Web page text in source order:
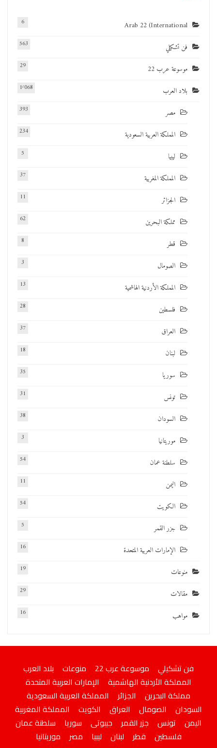
Arab 22 (International
6
فن تشكيلي 563
موسوعة عرب 22 29
بلاد العرب 1٬068
مصر 393
المملكة العربية السعودية 234
ليبيا 5
المملكة المغربية 37
الجزائر 11
مملكة البحرين 62
قطر 8
الصومال 3
المملكة الأردنية الهاشمية 13
فلسطين 28
العراق 37
لبنان 18
سوريا 35
تونس 31
السودان 38
موريتانيا 3
سلطنة عمان 54
اليمن 11
الكويت 54
جزر القمر 5
الإمارات العربية المتحدة 16
منوعات 19
مقالات 29
مواهب 16
فن تشكيلي موسوعة عرب 22 منوعات
بلاد العرب
المملكة الأردنية الهاشمية
الإمارات العربية المتحدة
مملكة البحرين
الجزائر
المملكة العربية السعودية
السودان
الصومال العراق الكويت
المملكة المغربية
اليمن
تونس جزر القمر جيبوتى سوريا
سلطنة عمان
فلسطين
قطر لبنان ليبيا مصر موريتانيا